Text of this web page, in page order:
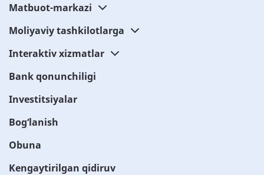
Matbuot-markazi
Moliyaviy tashkilotlarga
Interaktiv xizmatlar
Bank qonunchiligi
Investitsiyalar
Bog‘lanish
Obuna
Kengaytirilgan qidiruv